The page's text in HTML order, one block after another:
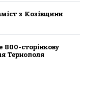
з Козівщини
сторінкову
Тернополя